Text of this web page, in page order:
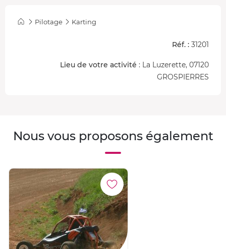
Pilotage Karting
Réf. : 31201
Lieu de votre activité : La Luzerette, 07120
GROSPIERRES
Nous vous proposons également